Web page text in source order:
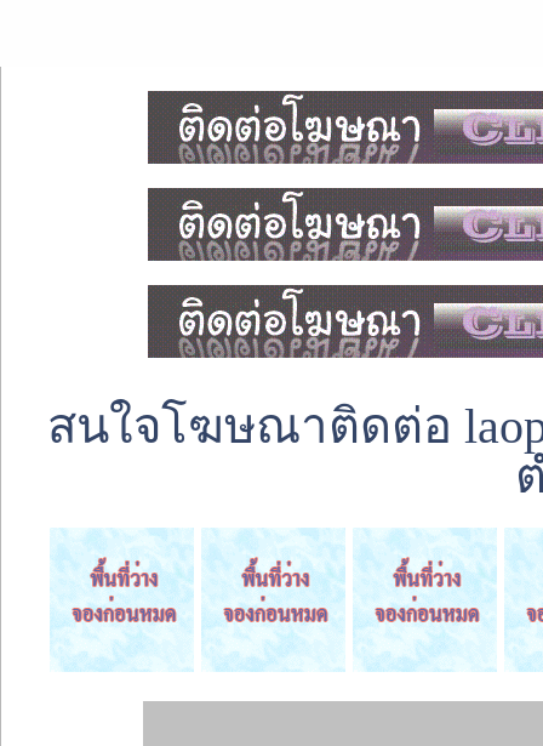
สนใจโฆษณาติดต่อ